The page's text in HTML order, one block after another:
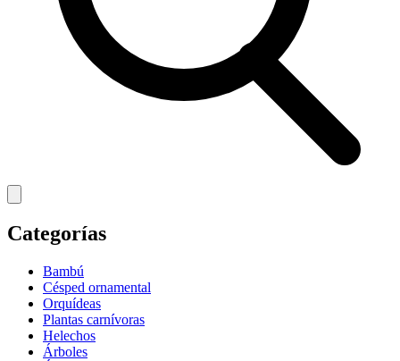
Categorías
Bambú
Césped ornamental
Orquídeas
Plantas carnívoras
Helechos
Árboles